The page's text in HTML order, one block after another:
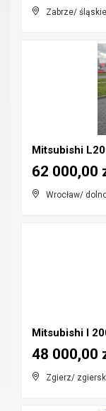
Zabrze/ śląskie
Mitsubishi
Wrocław/
62 000,00
Mitsubishi l
Zgierz/
48 000,00